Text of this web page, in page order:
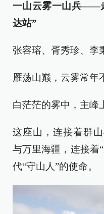
一山云雾一山兵——
达站”
张容瑢、胥秀珍、李
雁荡山巅，云雾常年
白茫茫的雾中，主峰
这座山，连接着群
与万里海疆，连接着
代“守山人”的使命。